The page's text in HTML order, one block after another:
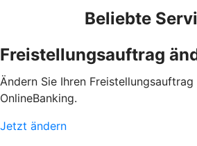
Beliebte
Freistellungsauftrag
Ändern Sie Ihren
OnlineBanking.
Jetzt ändern